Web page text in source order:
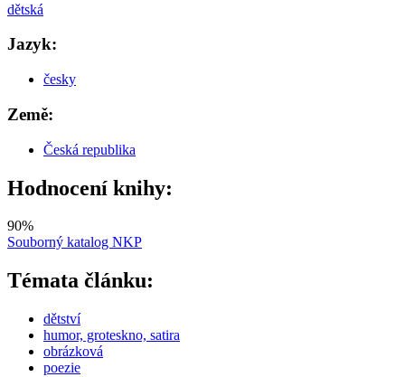
dětská
Jazyk:
česky
Země:
Česká republika
Hodnocení knihy:
90%
Souborný katalog NKP
Témata článku:
dětství
humor, groteskno, satira
obrázková
poezie